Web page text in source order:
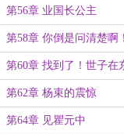
第56章 业国长公主
第58章 你倒是问清楚啊！
第60章 找到了！世子在
门！！！
第62章 杨束的震惊
第64章 见瞿元中